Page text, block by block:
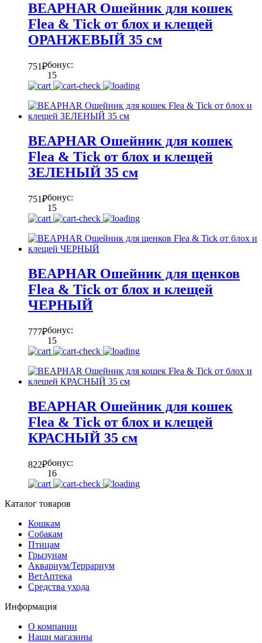
BEAPHAR Ошейник для кошек
Flea & Tick от блох и клещей
ОРАНЖЕВЫЙ 35 см
751₽бонус:
15
BEAPHAR Ошейник для кошек
Flea & Tick от блох и клещей
ЗЕЛЕНЫЙ 35 см
751₽бонус:
15
BEAPHAR Ошейник для щенков
Flea & Tick от блох и клещей
ЧЕРНЫЙ
777₽бонус:
15
BEAPHAR Ошейник для кошек
Flea & Tick от блох и клещей
КРАСНЫЙ 35 см
822₽бонус:
16
Каталог товаров
Кошкам
Собакам
Птицам
Грызунам
Аквариум/Террариум
ВетАптека
Средства ухода
Информация
О компании
Наши магазины